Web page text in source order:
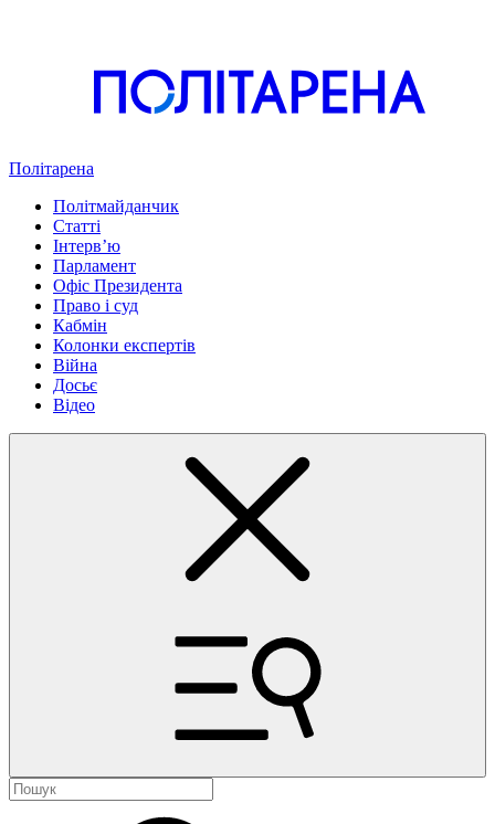
Політарена
Політмайданчик
Статті
Інтервʼю
Парламент
Офіс Президента
Право і суд
Кабмін
Колонки експертів
Війна
Досьє
Відео